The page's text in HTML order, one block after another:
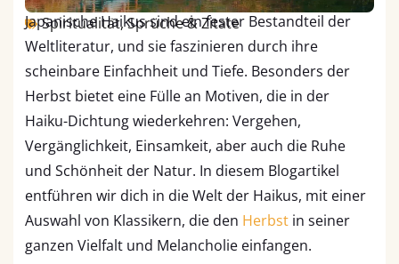
Spiritualität,Sprüche & Zitate
Japanische Haikus sind ein fester Bestandteil der
Weltliteratur, und sie faszinieren durch ihre
scheinbare Einfachheit und Tiefe. Besonders der
Herbst bietet eine Fülle an Motiven, die in der
Haiku-Dichtung wiederkehren: Vergehen,
Vergänglichkeit, Einsamkeit, aber auch die Ruhe
und Schönheit der Natur. In diesem Blogartikel
entführen wir dich in die Welt der Haikus, mit einer
Auswahl von Klassikern, die den Herbst in seiner
ganzen Vielfalt und Melancholie einfangen.